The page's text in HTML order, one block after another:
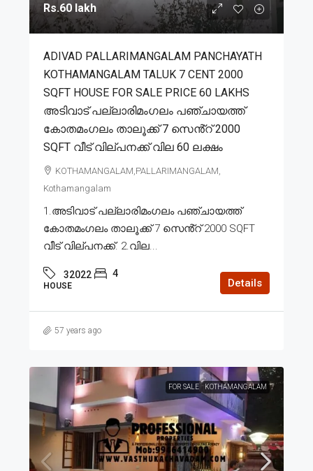
Rs.60 lakh
ADIVAD PALLARIMANGALAM PANCHAYATH
KOTHAMANGALAM TALUK 7 CENT 2000
SQFT HOUSE FOR SALE PRICE 60 LAKHS
അടിവാട് പല്ലാരിമംഗലം പഞ്ചായത്ത്
കോതമംഗലം താലൂക്ക് 7 സെൻ്റ് 2000
SQFT വീട് വില്പനക്ക് വില 60 ലക്ഷം
KOTHAMANGALAM,PALLARIMANGALAM,
Kothamangalam
1.അടിവാട് പല്ലാരിമംഗലം പഞ്ചായത്ത്
കോതമംഗലം താലൂക്ക് 7 സെൻ്റ് 2000 SQFT
വീട് വില്പനക്ക്. 2.വില...
32022 4
HOUSE Details
57 years ago
FOR SALE KOTHAMANGALAM